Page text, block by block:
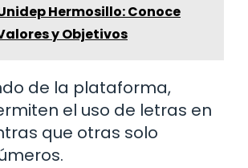
Hermosillo: Conoce
y Objetivos
de la plataforma,
el uso de letras en
que otras solo